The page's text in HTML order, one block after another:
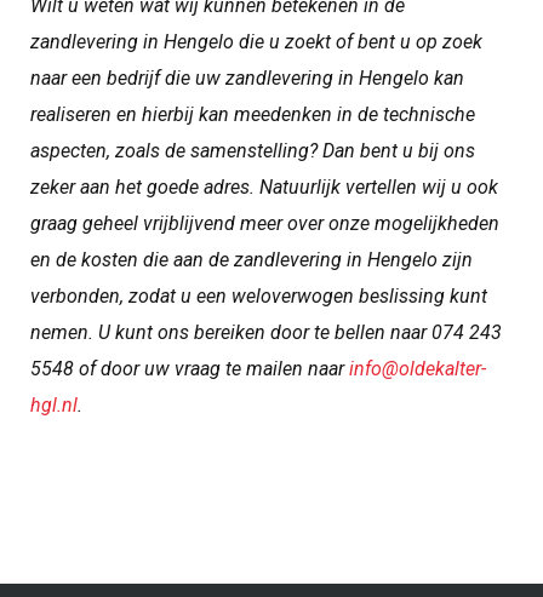
Wilt u weten wat wij kunnen betekenen in de
zandlevering in Hengelo die u zoekt of bent u op zoek
naar een bedrijf die uw zandlevering in Hengelo kan
realiseren en hierbij kan meedenken in de technische
aspecten, zoals de samenstelling? Dan bent u bij ons
zeker aan het goede adres. Natuurlijk vertellen wij u ook
graag geheel vrijblijvend meer over onze mogelijkheden
en de kosten die aan de zandlevering in Hengelo zijn
verbonden, zodat u een weloverwogen beslissing kunt
nemen. U kunt ons bereiken door te bellen naar 074 243
5548 of door uw vraag te mailen naarinfo@oldekalter-
hgl.nl.